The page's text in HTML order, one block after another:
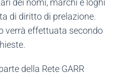
dei nomi, marchi e loghi
di diritto di prelazione.
verrà effettuata secondo
della Rete GARR